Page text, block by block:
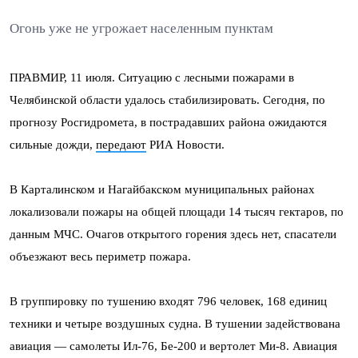
Огонь уже не угрожает населенным пунктам
ПРАВМИР, 11 июля. Ситуацию с лесными пожарами в
Челябинской области удалось стабилизировать. Сегодня, по
прогнозу Росгидромета, в пострадавших района ожидаются
сильные дожди, передают РИА Новости.
В Карталинском и Нагайбакском муниципальных районах
локализовали пожары на общей площади 14 тысяч гектаров, по
данным МЧС. Очагов открытого горения здесь нет, спасатели
объезжают весь периметр пожара.
В группировку по тушению входят 796 человек, 168 единиц
техники и четыре воздушных судна. В тушении задействована
авиация — самолеты Ил-76, Бе-200 и вертолет Ми-8. Авиация